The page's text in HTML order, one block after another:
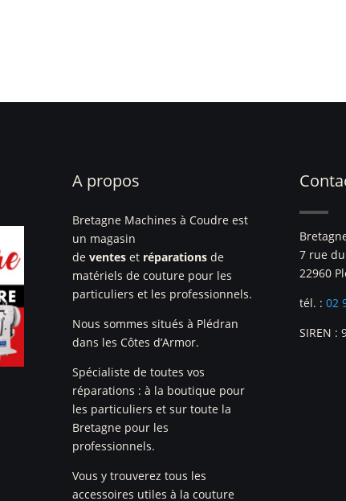
A propos
Bretagne Machines à Coudre est
un magasin
de ventes et réparations de
matériels de couture pour les
particuliers et les professionnels.
Nous sommes situés à Plédran
dans les Côtes d’Armor.
Spécialiste de toutes vos
réparations : à la boutique pour
les particuliers et sur toute la
Bretagne pour les
professionnels.
Vous y trouverez tous les
accessoires utiles à la couture
7 rue
22960
tél. :02
SIREN :